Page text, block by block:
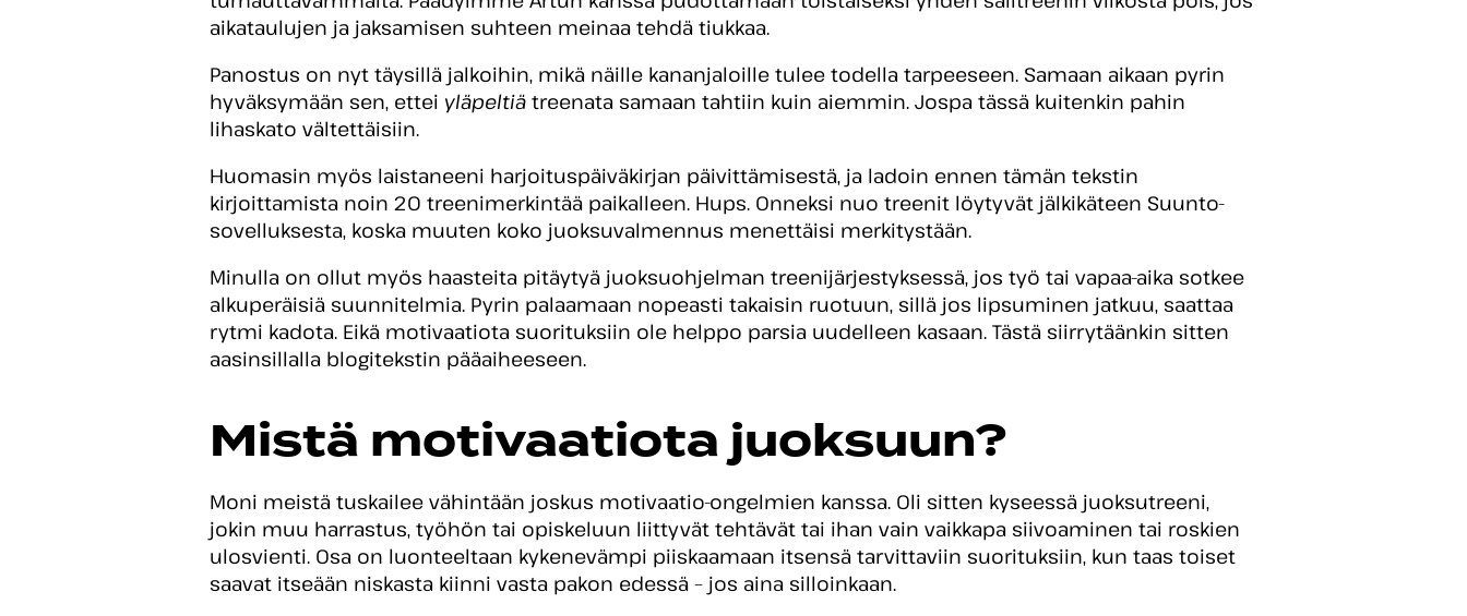
aikataulujen ja jaksamisen suhteen meinaa tehdä tiukkaa.
Panostus on nyt täysillä jalkoihin, mikä näille kananjaloille tulee todella tarpeeseen. Samaan aikaan pyrin
hyväksymään sen, ettei yläpeltiä treenata samaan tahtiin kuin aiemmin. Jospa tässä kuitenkin pahin
lihaskato vältettäisiin.
Huomasin myös laistaneeni harjoituspäiväkirjan päivittämisestä, ja ladoin ennen tämän tekstin
kirjoittamista noin 20 treenimerkintää paikalleen. Hups. Onneksi nuo treenit löytyvät jälkikäteen Suunto-
sovelluksesta, koska muuten koko juoksuvalmennus menettäisi merkitystään.
Minulla on ollut myös haasteita pitäytyä juoksuohjelman treenijärjestyksessä, jos työ tai vapaa-aika sotkee
alkuperäisiä suunnitelmia. Pyrin palaamaan nopeasti takaisin ruotuun, sillä jos lipsuminen jatkuu, saattaa
rytmi kadota. Eikä motivaatiota suorituksiin ole helppo parsia uudelleen kasaan. Tästä siirrytäänkin sitten
aasinsillalla blogitekstin pääaiheeseen.
Mistä motivaatiota juoksuun?
Moni meistä tuskailee vähintään joskus motivaatio-ongelmien kanssa. Oli sitten kyseessä juoksutreeni,
jokin muu harrastus, työhön tai opiskeluun liittyvät tehtävät tai ihan vain vaikkapa siivoaminen tai roskien
ulosvienti. Osa on luonteeltaan kykenevämpi piiskaamaan itsensä tarvittaviin suorituksiin, kun taas toiset
saavat itseään niskasta kiinni vasta pakon edessä – jos aina silloinkaan.